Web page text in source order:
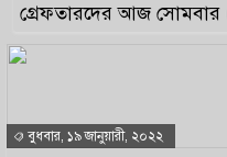
গ্রেফতারদের আজ
বুধবার, ১৯ জানুয়ারী, ২০২২